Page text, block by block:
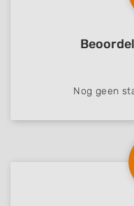
Nog geen